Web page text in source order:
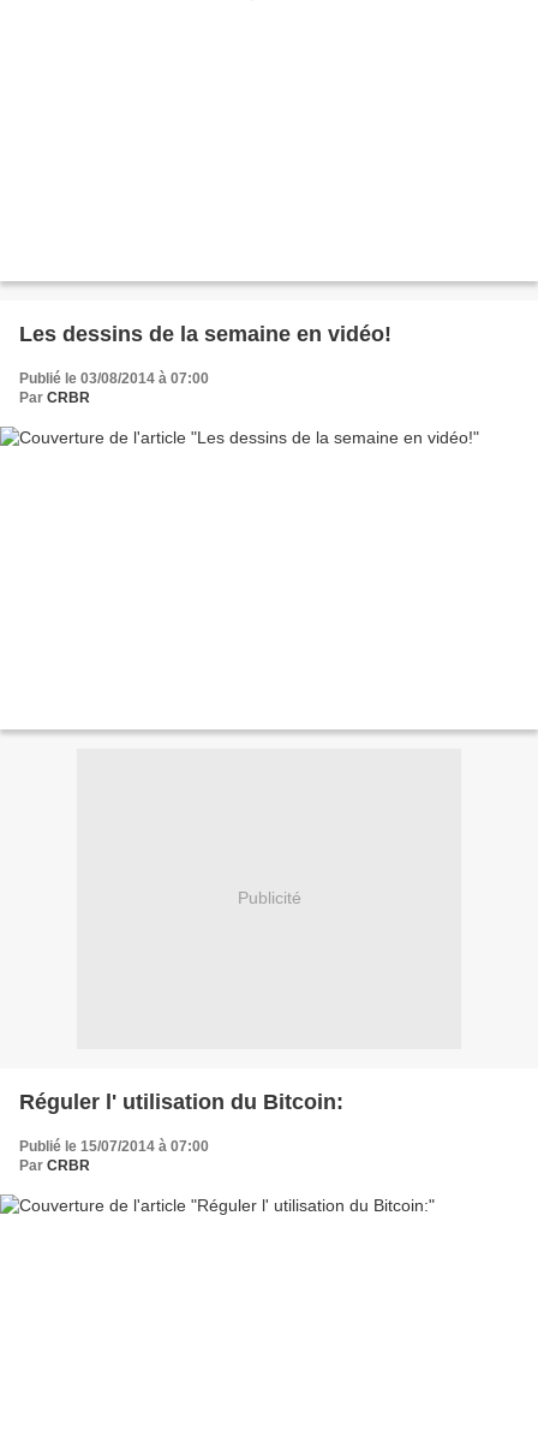
Les dessins de la semaine en vidéo!
Publié le 03/08/2014 à 07:00
Par CRBR
Publicité
Réguler l' utilisation du Bitcoin:
Publié le 15/07/2014 à 07:00
Par CRBR